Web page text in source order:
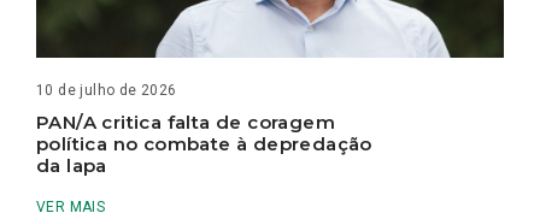
10 de julho de 2026
PAN/A critica falta de coragem
política no combate à depredação
da lapa
VER MAIS